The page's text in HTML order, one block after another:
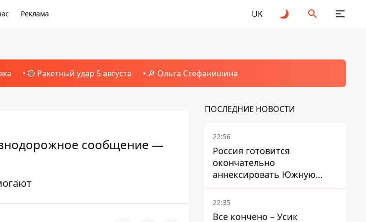
Реклама UK
🔴 Ракетный удар 5 августа 🔎 Ольга Стефанишина
сообщение —
ПОСЛЕДНИЕ НОВОСТИ
22:56
Россия готовится
окончательно
аннексировать Южную
Осетию – страны НАТО
обеспокоены
22:35
Все кончено – Усик